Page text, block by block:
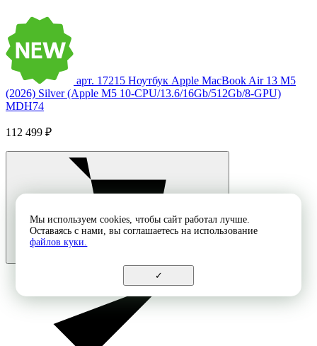
арт. 17215 Ноутбук Apple MacBook Air 13 M5
(2026) Silver (Apple M5 10-CPU/13.6/16Gb/512Gb/8-GPU)
MDH74
112 499 ₽
Мы используем cookies, чтобы сайт работал лучше.
Оставаясь с нами, вы соглашаетесь на использование
файлов куки.
✓